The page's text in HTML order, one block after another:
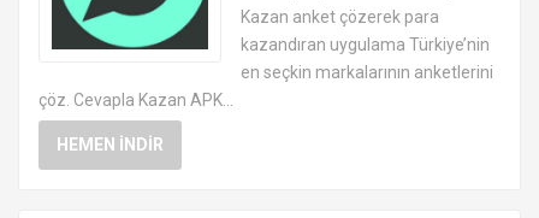
Kazan anket çözerek para
kazandıran uygulama Türkiye’nin
en seçkin markalarının anketlerini
çöz. Cevapla Kazan APK...
HEMEN İNDIR